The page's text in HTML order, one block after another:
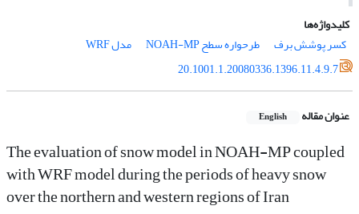
کلیدواژه‌ها
کسر پوشش برف
طرحواره سطح NOAH-MP
مدل WRF
20.1001.1.20080336.1396.11.4.9.7
عنوان مقاله English
The evaluation of snow model in NOAH-MP coupled
with WRF model during the periods of heavy snow
over the northern and western regions of Iran